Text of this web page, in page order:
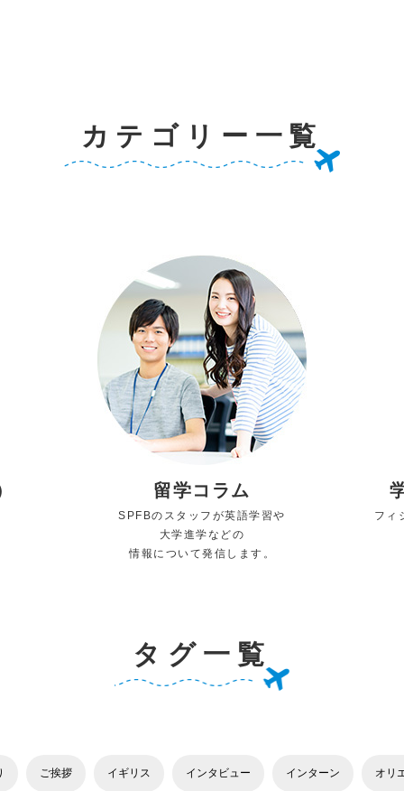
カテゴリー一覧
留学コラム
SPFBのスタッフが英語学習や
大学進学などの
情報について発信します。
フィ
タグ一覧
ご挨拶 イギリス インタビュー インターン オリ